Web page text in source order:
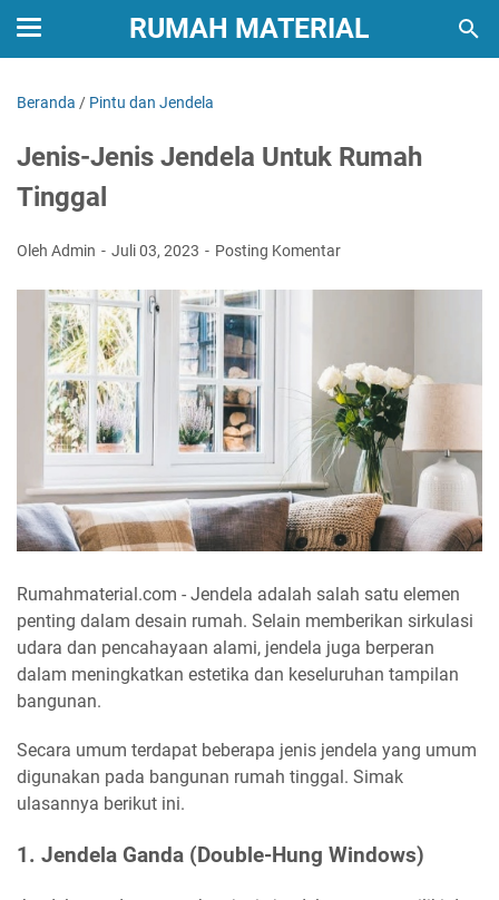
RUMAH MATERIAL
Beranda / Pintu dan Jendela
Jenis-Jenis Jendela Untuk Rumah
Tinggal
Oleh Admin Juli 03, 2023 Posting Komentar
Rumahmaterial.com - Jendela adalah salah satu elemen
penting dalam desain rumah. Selain memberikan sirkulasi
udara dan pencahayaan alami, jendela juga berperan
dalam meningkatkan estetika dan keseluruhan tampilan
bangunan.
Secara umum terdapat beberapa jenis jendela yang umum
digunakan pada bangunan rumah tinggal. Simak
ulasannya berikut ini.
1. Jendela Ganda (Double-Hung Windows)